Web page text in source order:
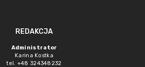
REDAKCJA
Administrator
Karina Kostka
tel. +48 324348232